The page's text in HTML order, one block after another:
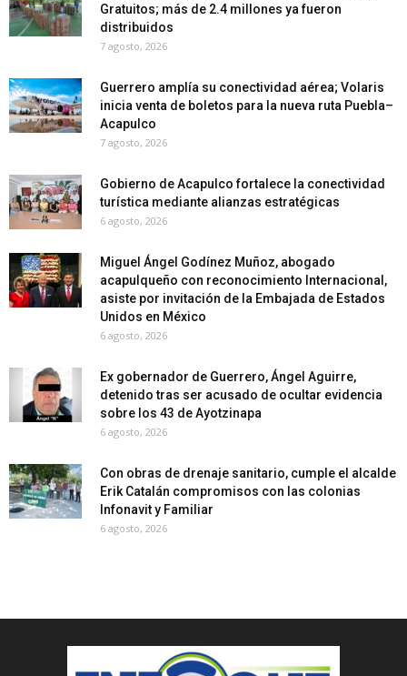
Gratuitos; más de 2.4 millones ya fueron
distribuidos
7 agosto, 2026
Guerrero amplía su conectividad aérea; Volaris
inicia venta de boletos para la nueva ruta Puebla–
Acapulco
7 agosto, 2026
Gobierno de Acapulco fortalece la conectividad
turística mediante alianzas estratégicas
6 agosto, 2026
Miguel Ángel Godínez Muñoz, abogado
acapulqueño con reconocimiento Internacional,
asiste por invitación de la Embajada de Estados
Unidos en México
6 agosto, 2026
Ex gobernador de Guerrero, Ángel Aguirre,
detenido tras ser acusado de ocultar evidencia
sobre los 43 de Ayotzinapa
6 agosto, 2026
Con obras de drenaje sanitario, cumple el alcalde
Erik Catalán compromisos con las colonias
Infonavit y Familiar
6 agosto, 2026